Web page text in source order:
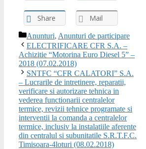
Share Mail
Categories
Anunturi, Anunturi de participare
ELECTRIFICARE CFR S.A. –
Achizitie “Motorina Euro Diesel 5” –
2018 (07.02.2018)
SNTFC “CFR CALATORI” S.A.
– Lucrarile de intretinere, reparatii,
verificare si autorizare tehnica in
vederea functionarii centralelor
termice, revizii tehnice programate si
interventii la comanda a centralelor
termice, inclusiv la instalatiile aferente
din centralul si subunitatile S.R.T.F.C.
Timisoara-4loturi (08.02.2018)